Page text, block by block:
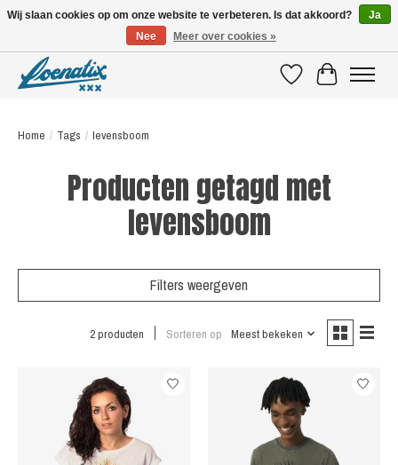
VerlanglijstWinkelwagen
Home / Tags / levensboom
Producten getagd met
levensboom
Filters weergeven
2 producten Sorteren op Meest bekeken
Wij slaan cookies op om onze website te verbeteren. Is dat akkoord?
Ja
Nee
Meer over cookies »